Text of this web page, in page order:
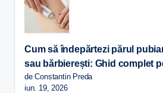
Cum să îndepărtezi părul
sau bărbierești: Ghid complet
de Constantin Preda
iun. 19, 2026